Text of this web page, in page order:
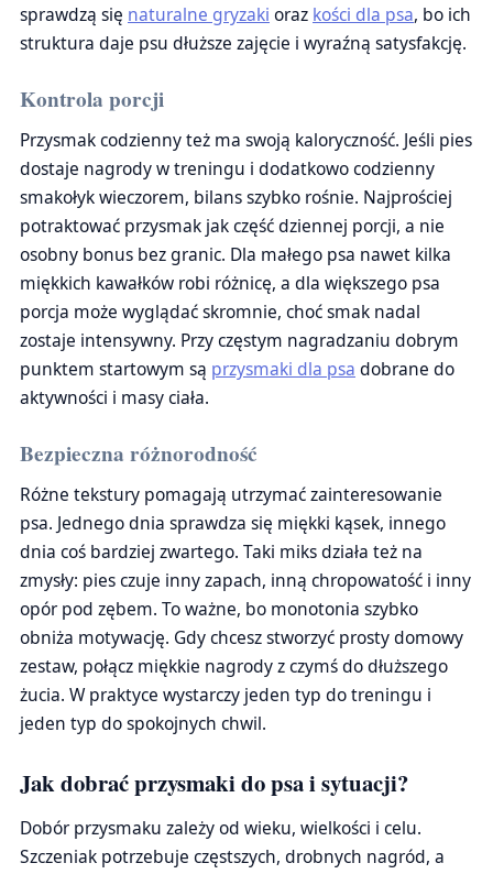
sprawdzą się naturalne gryzaki oraz kości dla psa, bo ich
struktura daje psu dłuższe zajęcie i wyraźną satysfakcję.
Kontrola porcji
Przysmak codzienny też ma swoją kaloryczność. Jeśli pies
dostaje nagrody w treningu i dodatkowo codzienny
smakołyk wieczorem, bilans szybko rośnie. Najprościej
potraktować przysmak jak część dziennej porcji, a nie
osobny bonus bez granic. Dla małego psa nawet kilka
miękkich kawałków robi różnicę, a dla większego psa
porcja może wyglądać skromnie, choć smak nadal
zostaje intensywny. Przy częstym nagradzaniu dobrym
punktem startowym są przysmaki dla psa dobrane do
aktywności i masy ciała.
Bezpieczna różnorodność
Różne tekstury pomagają utrzymać zainteresowanie
psa. Jednego dnia sprawdza się miękki kąsek, innego
dnia coś bardziej zwartego. Taki miks działa też na
zmysły: pies czuje inny zapach, inną chropowatość i inny
opór pod zębem. To ważne, bo monotonia szybko
obniża motywację. Gdy chcesz stworzyć prosty domowy
zestaw, połącz miękkie nagrody z czymś do dłuższego
żucia. W praktyce wystarczy jeden typ do treningu i
jeden typ do spokojnych chwil.
Jak dobrać przysmaki do psa i sytuacji?
Dobór przysmaku zależy od wieku, wielkości i celu.
Szczeniak potrzebuje częstszych, drobnych nagród, a